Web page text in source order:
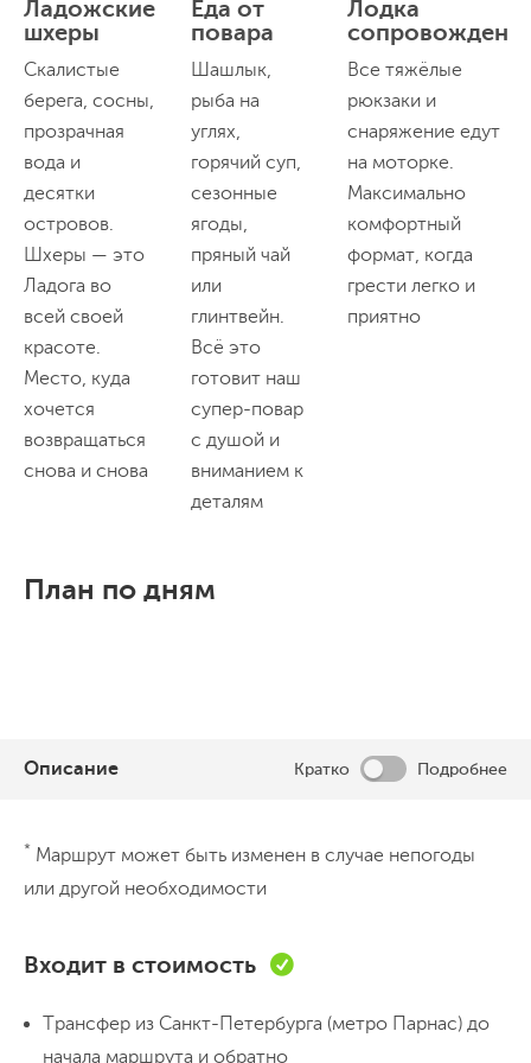
Ладожские
шхеры
Скалистые
берега, сосны,
прозрачная
вода и
десятки
островов.
Шхеры — это
Ладога во
всей своей
красоте.
Место, куда
хочется
возвращаться
снова и снова
Еда от
повара
Шашлык,
рыба на
углях,
горячий суп,
сезонные
ягоды,
пряный чай
или
глинтвейн.
Всё это
готовит наш
супер-повар
с душой и
вниманием к
деталям
Лодка
Все тяжёлые
рюкзаки и
снаряжение едут
на моторке.
Максимально
комфортный
формат, когда
грести легко и
приятно
План по дням
Описание Кратко Подробнее
Переезд на трансфере и выход на воду.
Знакомство с шхерами
Собираемся у метро Парнас и
несколько часов дороги и целая неделя
у воды. По прибытии на базу —
* Маршрут может быть изменен в случае непогоды
или другой необходимости
Входит в стоимость
Трансфер из Санкт-Петербурга (метро Парнас) до
начала маршрута и обратно